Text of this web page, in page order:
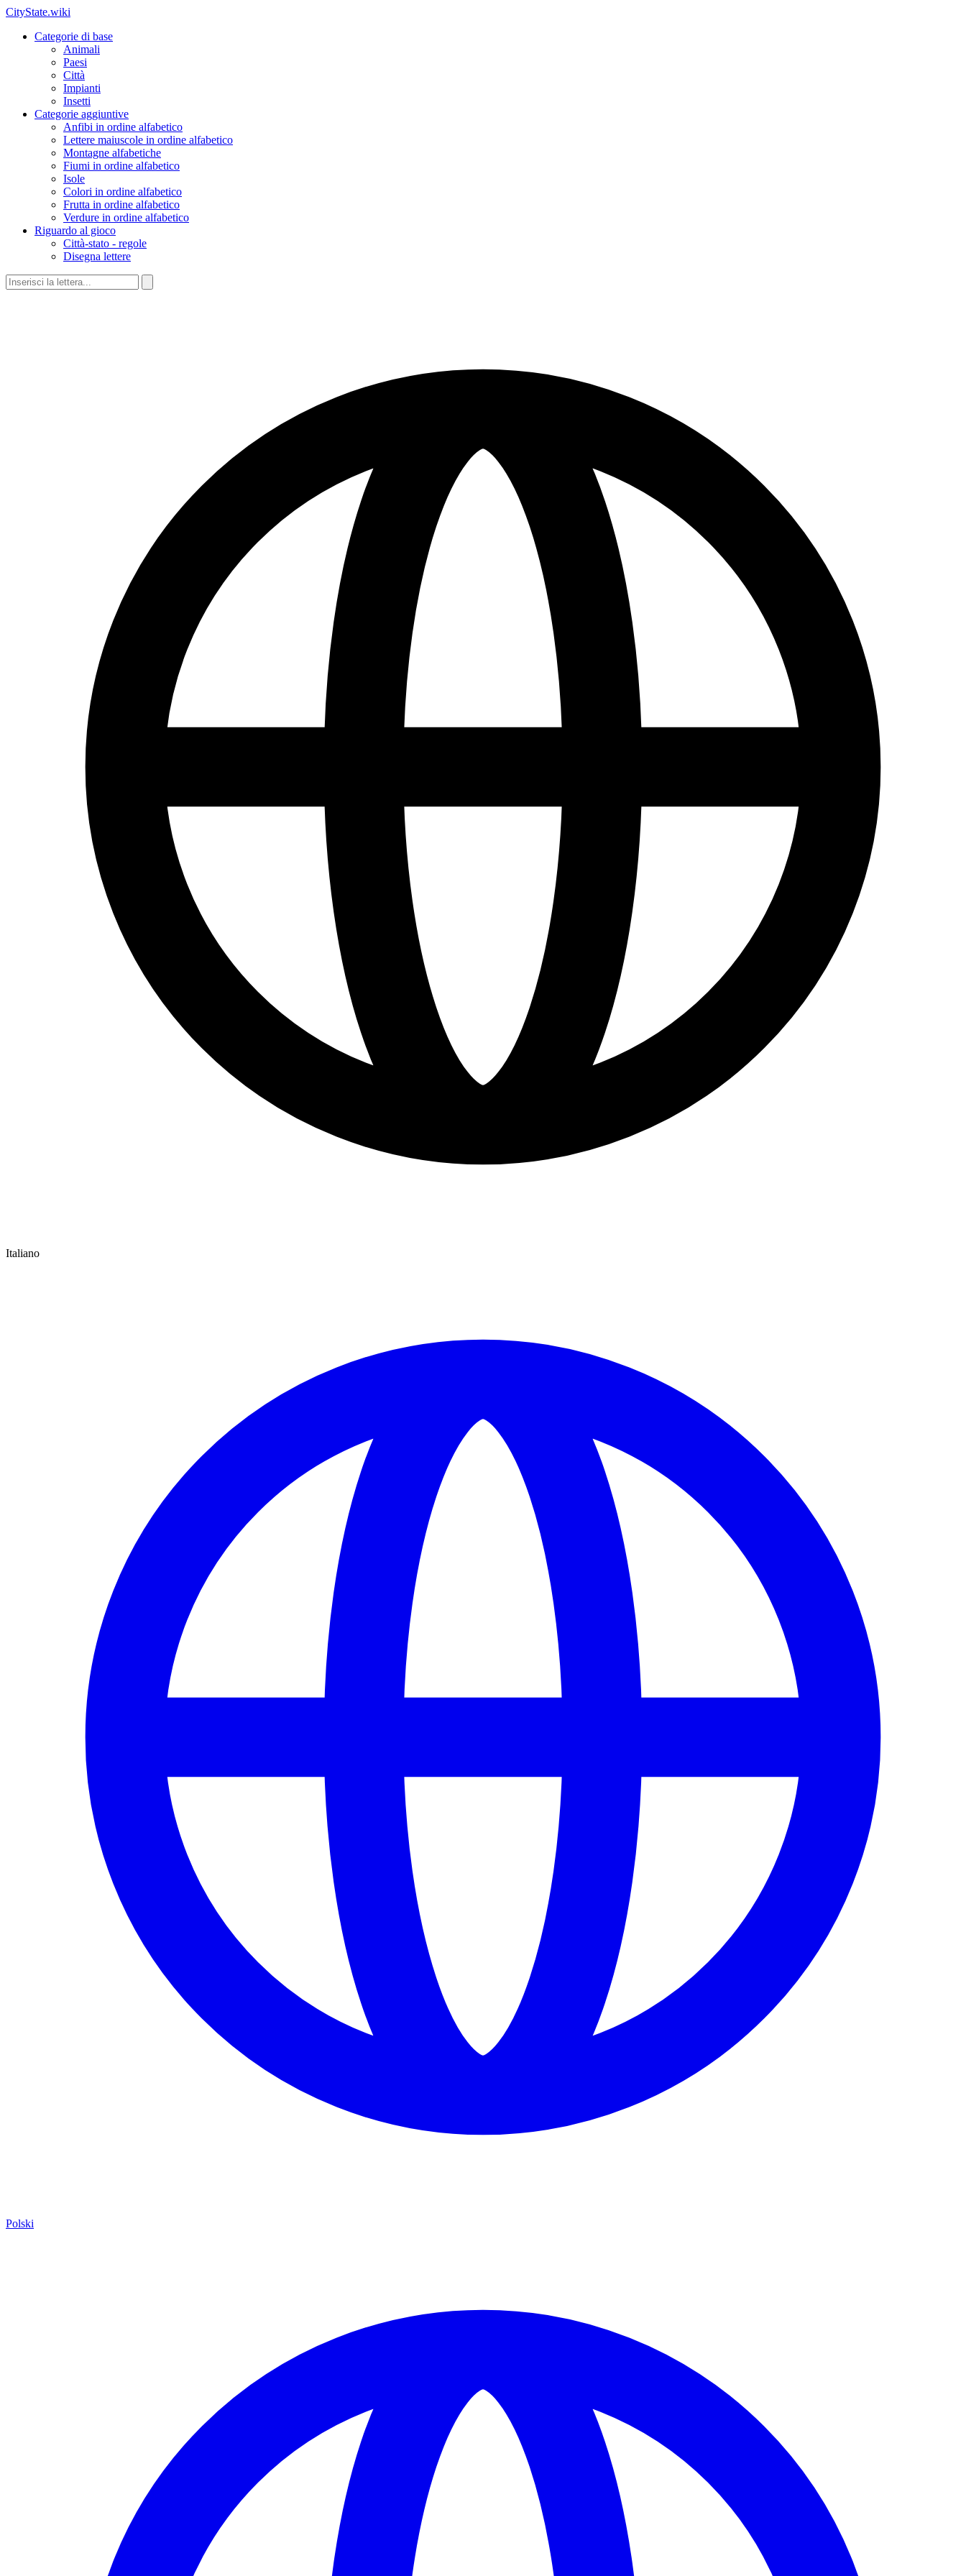
CityState.wiki
Categorie di base
Animali
Paesi
Città
Impianti
Insetti
Categorie aggiuntive
Anfibi in ordine alfabetico
Lettere maiuscole in ordine alfabetico
Montagne alfabetiche
Fiumi in ordine alfabetico
Isole
Colori in ordine alfabetico
Frutta in ordine alfabetico
Verdure in ordine alfabetico
Riguardo al gioco
Città-stato - regole
Disegna lettere
Italiano
Polski